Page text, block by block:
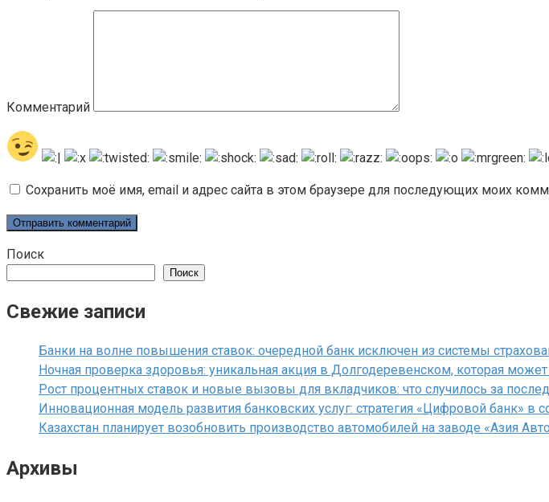
Комментарий
Сохранить моё имя, email и адрес сайта в этом браузере для последующих моих
Поиск
Поиск
Свежие записи
Банки на волне повышения ставок: очередной банк исключен из системы
Ночная проверка здоровья: уникальная акция в Долгодеревенском, которая
Рост процентных ставок и новые вызовы для вкладчиков: что случилось за
Инновационная модель развития банковских услуг: стратегия «Цифровой банк»
Казахстан планирует возобновить производство автомобилей на заводе «Азия
Архивы